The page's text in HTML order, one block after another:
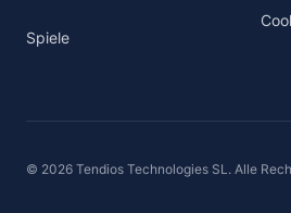
Spiele
© 2026 Tendios Technologies SL. Alle